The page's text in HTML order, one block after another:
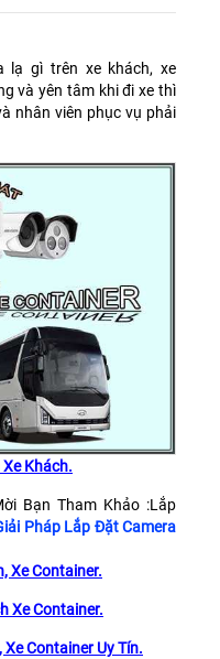
lạ gì trên xe khách, xe
và yên tâm khi đi xe thì
nhân viên phục vụ phải
Khách.
Bạn Tham Khảo :Lắp
Pháp Lắp Đặt Camera
Xe Container.
Xe Container.
Container Uy Tín.